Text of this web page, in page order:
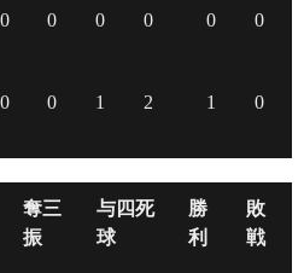
0 0 0 0 0 0
0 0 1 2 1 0
奪三
振
与四死
球
勝
利
敗
戦